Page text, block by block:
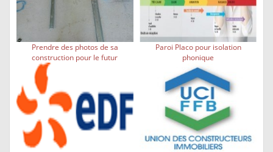
Prendre des photos de sa
construction pour le futur
Paroi Placo pour isolation
phonique